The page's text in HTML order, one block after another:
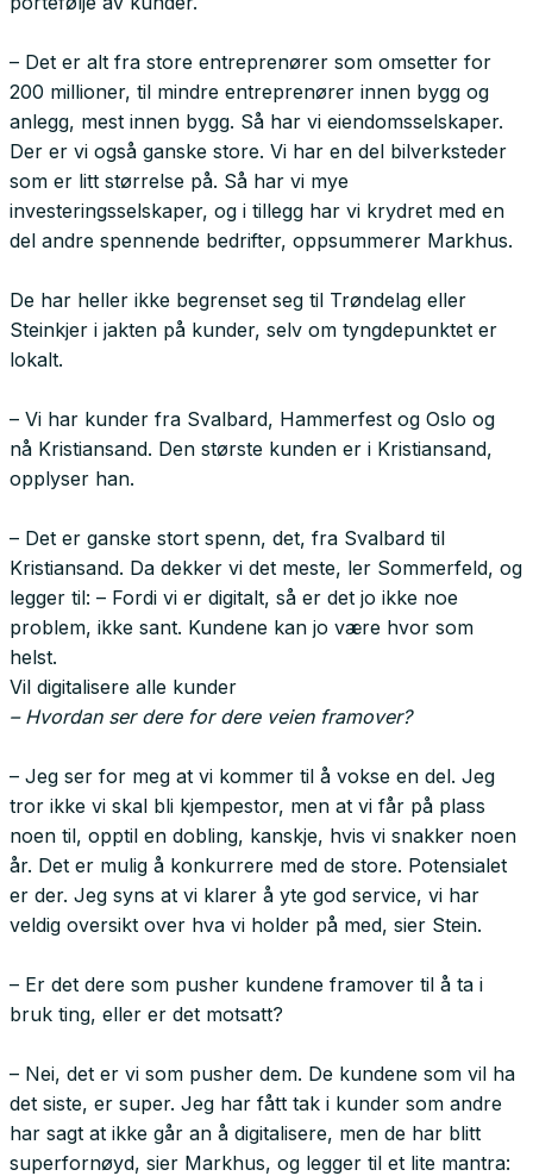
– Det er alt fra store entreprenører som omsetter for
200 millioner, til mindre entreprenører innen bygg og
anlegg, mest innen bygg. Så har vi eiendomsselskaper.
Der er vi også ganske store. Vi har en del bilverksteder
som er litt størrelse på. Så har vi mye
investeringsselskaper, og i tillegg har vi krydret med en
del andre spennende bedrifter, oppsummerer Markhus.
De har heller ikke begrenset seg til Trøndelag eller
Steinkjer i jakten på kunder, selv om tyngdepunktet er
lokalt.
– Vi har kunder fra Svalbard, Hammerfest og Oslo og
nå Kristiansand. Den største kunden er i Kristiansand,
opplyser han.
– Det er ganske stort spenn, det, fra Svalbard til
Kristiansand. Da dekker vi det meste, ler Sommerfeld, og
legger til: – Fordi vi er digitalt, så er det jo ikke noe
problem, ikke sant. Kundene kan jo være hvor som
helst.
Vil digitalisere alle kunder
– Hvordan ser dere for dere veien framover?
– Jeg ser for meg at vi kommer til å vokse en del. Jeg
tror ikke vi skal bli kjempestor, men at vi får på plass
noen til, opptil en dobling, kanskje, hvis vi snakker noen
år. Det er mulig å konkurrere med de store. Potensialet
er der. Jeg syns at vi klarer å yte god service, vi har
veldig oversikt over hva vi holder på med, sier Stein.
– Er det dere som pusher kundene framover til å ta i
bruk ting, eller er det motsatt?
– Nei, det er vi som pusher dem. De kundene som vil ha
det siste, er super. Jeg har fått tak i kunder som andre
har sagt at ikke går an å digitalisere, men de har blitt
superfornøyd, sier Markhus, og legger til et lite mantra: